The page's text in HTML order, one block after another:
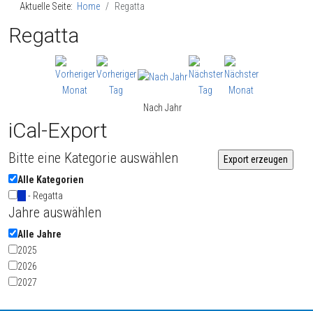
Aktuelle Seite: Home Regatta
Regatta
Nach Jahr
iCal-Export
Bitte eine Kategorie auswählen
Alle Kategorien
- Regatta
Jahre auswählen
Alle Jahre
2025
2026
2027